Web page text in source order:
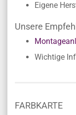
Eigene
Unsere
Wichtige
FARBKARTE